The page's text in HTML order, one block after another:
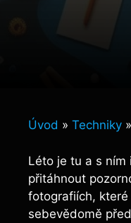
Úvod » Techniky »
Léto je tu a s ním
přitáhnout
fotografiích,
sebevědomě